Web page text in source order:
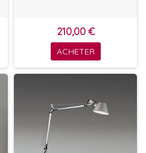
210,00 €
ACHETER